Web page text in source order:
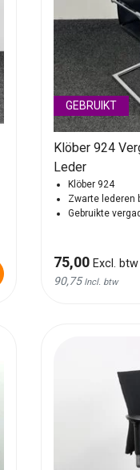
GEBRUIKT
Klöber 924
Leder
Klöber 924
Zwarte lederen
Gebruikte
75,00 Excl. btw
90,75Incl. btw